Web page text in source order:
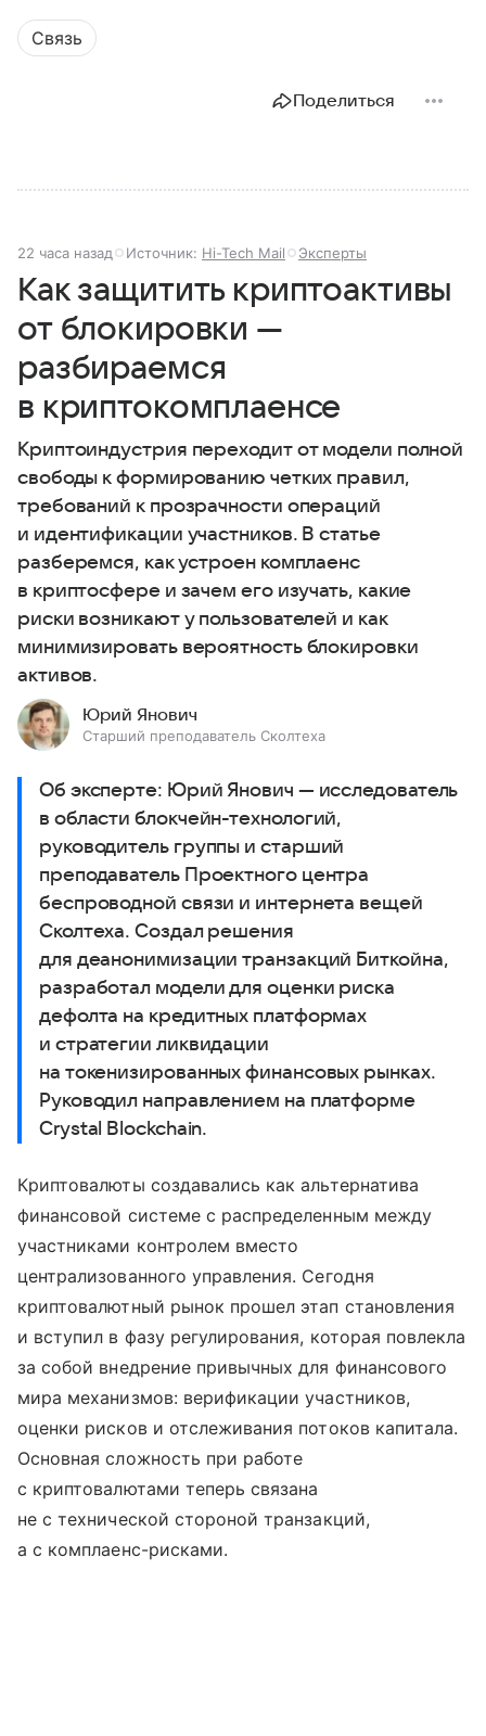
Связь
Поделиться
22 часа назад Источник: Hi-Tech Mail Эксперты
Как защитить криптоактивы
от блокировки —
разбираемся
в криптокомплаенсе
Криптоиндустрия переходит от модели полной
свободы к формированию четких правил,
требований к прозрачности операций
и идентификации участников. В статье
разберемся, как устроен комплаенс
в криптосфере и зачем его изучать, какие
риски возникают у пользователей и как
минимизировать вероятность блокировки
активов.
Юрий Янович
Старший преподаватель Сколтеха
Об эксперте: Юрий Янович — исследователь
в области блокчейн-технологий,
руководитель группы и старший
преподаватель Проектного центра
беспроводной связи и интернета вещей
Сколтеха. Создал решения
для деанонимизации транзакций Биткойна,
разработал модели для оценки риска
дефолта на кредитных платформах
и стратегии ликвидации
на токенизированных финансовых рынках.
Руководил направлением на платформе
Crystal Blockchain.
Криптовалюты создавались как альтернатива
финансовой системе с распределенным между
участниками контролем вместо
централизованного управления. Сегодня
криптовалютный рынок прошел этап становления
и вступил в фазу регулирования, которая повлекла
за собой внедрение привычных для финансового
мира механизмов: верификации участников,
оценки рисков и отслеживания потоков капитала.
Основная сложность при работе
с криптовалютами теперь связана
не с технической стороной транзакций,
а с комплаенс-рисками.